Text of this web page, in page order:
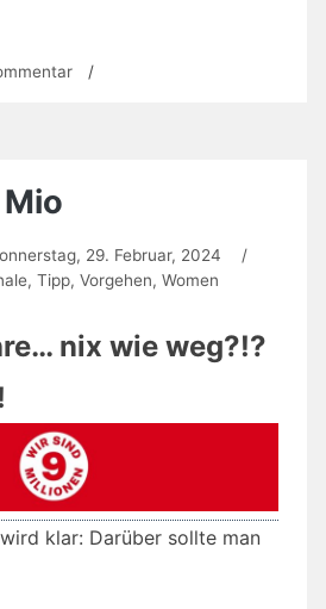
zu /
29. Februar, 2024
/
, Tipp, Vorgehen, Women
nix wie weg?!?
klar: Darüber sollte man